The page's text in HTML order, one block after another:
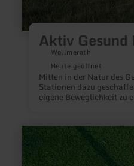
Aktiv Gesund
Wollmerath
Heute geöffnet
Mitten in der Natur des
Stationen dazu
eigene Beweglichkeit zu
erfahren
Minigolf